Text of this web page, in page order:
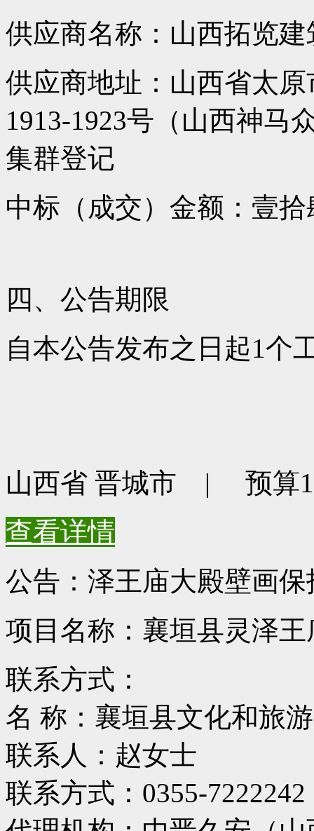
供应商名称：山西拓览
供应商地址：山西省太
1913-1923号（山西神马
集群登记
中标（成交）金额：壹
四、公告期限
自本公告发布之日起1个
山西省 晋城市 | 预算
查看详情
公告：泽王庙大殿壁画
项目名称：襄垣县灵泽王
联系方式：
名 称：襄垣县文化和旅
联系人：赵女士
联系方式：0355-7222242